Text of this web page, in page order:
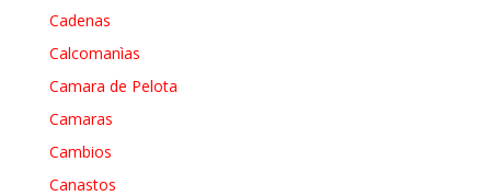
Cadenas
Calcomanìas
Camara de Pelota
Camaras
Cambios
Canastos